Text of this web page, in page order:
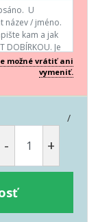
možné vrátiť ani
vymeniť.
/
- +